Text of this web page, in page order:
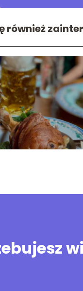
również